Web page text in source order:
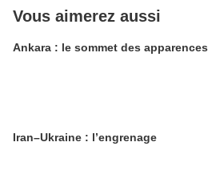
Vous aimerez aussi
Ankara : le sommet des apparences
Iran–Ukraine : l’engrenage